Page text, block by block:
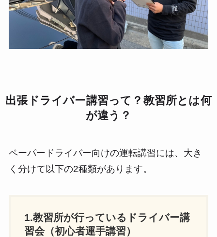
出張ドライバー講習って？教習所とは何
が違う？
ペーパードライバー向けの運転講習には、大き
く分けて以下の2種類があります。
1.教習所が行っているドライバー講
習会（初心者運手講習）